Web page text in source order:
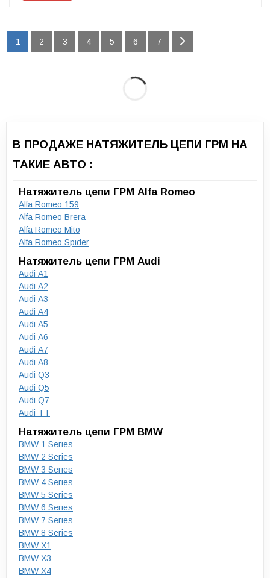
1 2 3 4 5 6 7
В ПРОДАЖЕ НАТЯЖИТЕЛЬ ЦЕПИ ГРМ НА
ТАКИЕ АВТО :
Натяжитель цепи ГРМ Alfa Romeo
Alfa Romeo 159
Alfa Romeo Brera
Alfa Romeo Mito
Alfa Romeo Spider
Натяжитель цепи ГРМ Audi
Audi A1
Audi A2
Audi A3
Audi A4
Audi A5
Audi A6
Audi A7
Audi A8
Audi Q3
Audi Q5
Audi Q7
Audi TT
Натяжитель цепи ГРМ BMW
BMW 1 Series
BMW 2 Series
BMW 3 Series
BMW 4 Series
BMW 5 Series
BMW 6 Series
BMW 7 Series
BMW 8 Series
BMW X1
BMW X3
BMW X4